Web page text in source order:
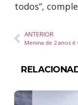
todos”,
ANTERIOR